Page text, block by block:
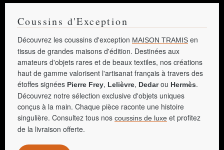
Coussins d'Exception
Découvrez les coussins d'exception MAISON TRAMIS en
tissus de grandes maisons d'édition. Destinées aux
amateurs d'objets rares et de beaux textiles, nos créations
haut de gamme valorisent l'artisanat français à travers des
étoffes signées Pierre Frey, Lelièvre, Dedarou Hermès.
Découvrez notre sélection exclusive d'objets uniques
conçus à la main. Chaque pièce raconte une histoire
singulière. Consultez tous nos coussins de luxe et profitez
de la livraison offerte.